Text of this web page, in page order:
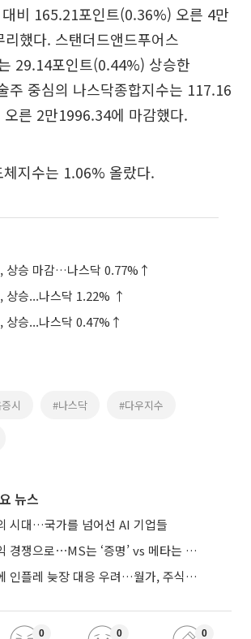
비 165.21포인트(0.36%) 오른 4만
했다. 스탠더드앤드푸어스
29.14포인트(0.44%) 상승한
주 중심의 나스닥종합지수는 117.16
른 2만1996.34에 마감했다.
지수는 1.06% 올랐다.
상승 마감…나스닥 0.77%↑
상승...나스닥 1.22% ↑
상승...나스닥 0.47%↑
시 #나스닥 #다우지수
뉴스
시대…국가를 넘어선 AI 기업들
AI 투자에서 수익 경쟁으로⋯MS는 ‘증명’ vs 메타는 ‘숙제’
연준 금리 동결에 인플레 늦장 대응 우려…월가, 주식도 채권도 던졌다
0 0 0